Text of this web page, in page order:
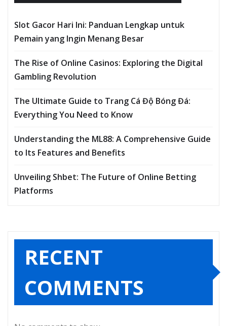
Slot Gacor Hari Ini: Panduan Lengkap untuk
Pemain yang Ingin Menang Besar
The Rise of Online Casinos: Exploring the Digital
Gambling Revolution
The Ultimate Guide to Trang Cá Độ Bóng Đá:
Everything You Need to Know
Understanding the ML88: A Comprehensive Guide
to Its Features and Benefits
Unveiling Shbet: The Future of Online Betting
Platforms
RECENT
COMMENTS